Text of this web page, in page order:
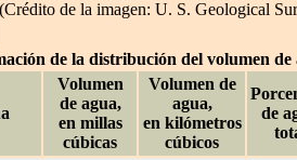
(Crédito de la imagen: U. S. Geological
de la distribución del volumen de
Volumen
de agua,
en millas
cúbicas
Volumen de
agua,
en kilómetros
cúbicos
de